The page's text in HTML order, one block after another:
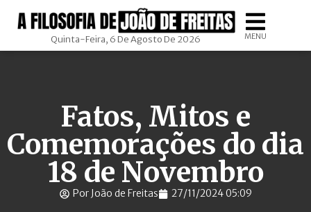
Quinta-Feira, 6 De Agosto De 2026 MENU
Fatos, Mitos e
Comemorações do dia
18 de Novembro
Por João de Freitas 27/11/2024 05:09